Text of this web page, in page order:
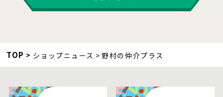
TOP ショップニュース 野村の仲介プラス